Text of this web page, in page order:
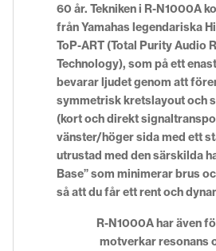
60 år. Tekniken i R-N1000A
från Yamahas legendariska
ToP-ART (Total Purity Audio
Technology), som på ett
bevarar ljudet genom att
symmetrisk kretslayout och
(kort och direkt
vänster/höger sida med ett
utrustad med den särskilda
Base” som minimerar brus
så att du får ett rent och
R-N1000A har även
motverkar resonans